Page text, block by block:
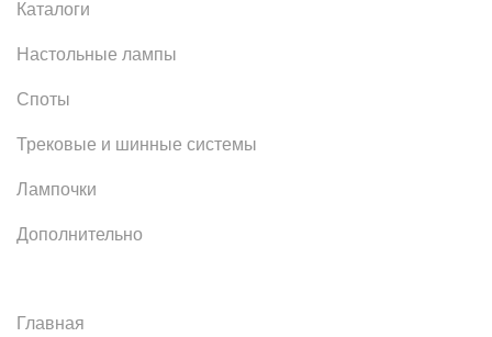
Каталоги
Настольные лампы
Споты
Трековые и шинные системы
Лампочки
Дополнительно
Главная